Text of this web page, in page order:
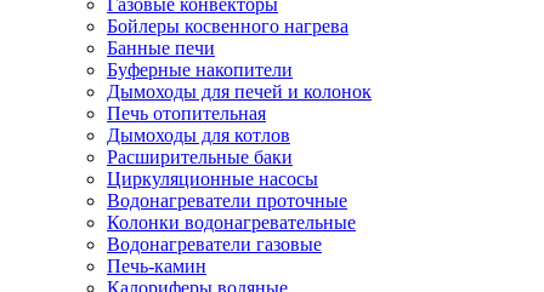
Газовые конвекторы
Бойлеры косвенного нагрева
Банные печи
Буферные накопители
Дымоходы для печей и колонок
Печь отопительная
Дымоходы для котлов
Расширительные баки
Циркуляционные насосы
Водонагреватели проточные
Колонки водонагревательные
Водонагреватели газовые
Печь-камин